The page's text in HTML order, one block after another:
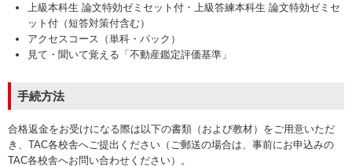
上級本科生 論文特効ゼミセット付・上級答練本科生 論文特効ゼミセ
ット付（短答対策付含む）
アクセスコース（単科・パック）
見て・聞いて覚える「不動産鑑定評価基準」
手続方法
合格返金をお受けになる際は以下の書類（および教材）をご用意いただ
き、TAC各校舎へご提出ください（ご郵送の場合は、事前にお申込みの
TAC各校舎へお問い合わせください）。